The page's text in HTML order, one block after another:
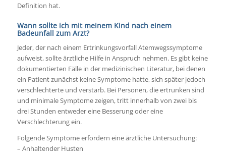
Definition hat.
Wann sollte ich mit meinem Kind nach einem
Badeunfall zum Arzt?
Jeder, der nach einem Ertrinkungsvorfall Atemwegssymptome
aufweist, sollte ärztliche Hilfe in Anspruch nehmen. Es gibt keine
dokumentierten Fälle in der medizinischen Literatur, bei denen
ein Patient zunächst keine Symptome hatte, sich später jedoch
verschlechterte und verstarb. Bei Personen, die ertrunken sind
und minimale Symptome zeigen, tritt innerhalb von zwei bis
drei Stunden entweder eine Besserung oder eine
Verschlechterung ein.
Folgende Symptome erfordern eine ärztliche Untersuchung:
– Anhaltender Husten